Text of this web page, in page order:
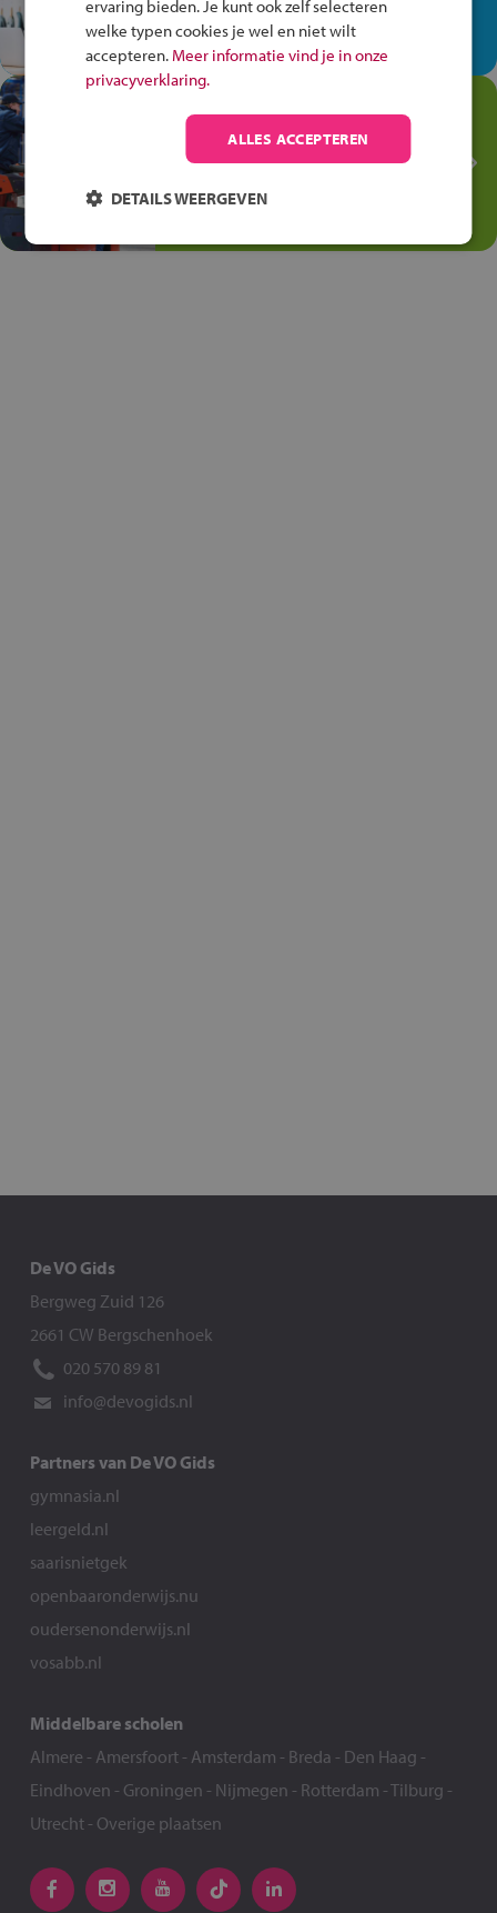
op de winkelvloer, waar elke dag
anders is!
Transport en Logistiek
Kies voor vmbo Transport en
logistiek: daar kun je mee
De VO Gids
Bergweg Zuid 126
2661 CW Bergschenhoek
020 570 89 81
info@devogids.nl
Partners van De VO Gids
gymnasia.nl
leergeld.nl
saarisnietgek
openbaaronderwijs.nu
oudersenonderwijs.nl
vosabb.nl
Middelbare scholen
Almere - Amersfoort- Amsterdam - Breda - Den Haag -
Eindhoven - Groningen - Nijmegen - Rotterdam -Tilburg -
Utrecht- Overige plaatsen
ervaring bieden. Je kunt ook zelf selecteren
welke typen cookies je wel en niet wilt
accepteren. Meer informatie vind je in onze
privacyverklaring.
ALLES ACCEPTEREN
DETAILS WEERGEVEN